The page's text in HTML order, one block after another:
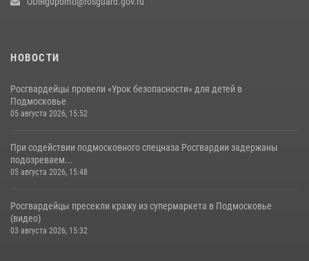
НОВОСТИ
Росгвардейцы провели «Урок безопасности» для детей в
Подмосковье
05 августа 2026, 15:52
При содействии подмосковного спецназа Росгвардии задержаны
подозреваем...
05 августа 2026, 15:48
Росгвардейцы пресекли кражу из супермаркета в Подмосковье
(видео)
03 августа 2026, 15:32